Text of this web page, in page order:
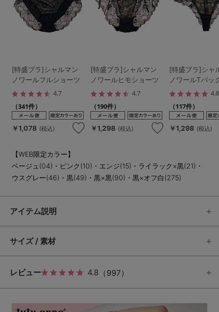
[特盛ブラ]シャルマン
ノワールフルショーツ
4.7
（341件）
￥1,078 (税込)
[特盛ブラ]シャルマン
ノワールヒモショーツ
4.7
（190件）
￥1,298 (税込)
[特盛ブラ]シャ
ノワールTバッ
4.8
（117件）
￥1,298 (税込)
【WEB限定カラー】
ベージュ(04)・ピンク(10)・エンジ(15)・ライラック×黒(21)・
ウスグレー(46)・黒(49)・黒×黒(90)・黒×オフ白(275)
アイテム説明
サイズ / 素材
レビュー 4.8 （997）